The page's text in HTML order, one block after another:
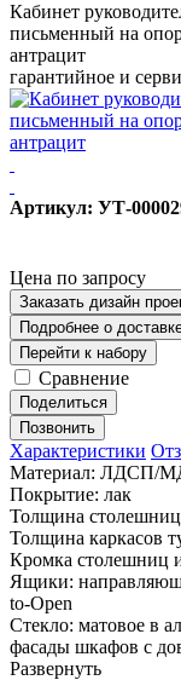
Кабинет
письменный на
антрацит
гарантийное и
Артикул: УТ-
Цена по запросу
Заказать дизайн
Подробнее о
Перейти к набору
Сравнение
Поделиться
Позвонить
Характеристики
Материал: ЛДСП/
Покрытие: лак
Толщина
Толщина каркасов
Кромка столешниц
Ящики:
to-Open
Стекло: матовое в
фасады шкафов с
Развернуть